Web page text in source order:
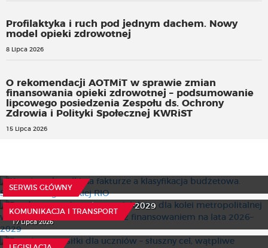
Profilaktyka i ruch pod jednym dachem. Nowy
model opieki zdrowotnej
8 Lipca 2026
O rekomendacji AOTMiT w sprawie zmian
finansowania opieki zdrowotnej – podsumowanie
lipcowego posiedzenia Zespołu ds. Ochrony
Zdrowia i Polityki Społecznej KWRiST
15 Lipca 2026
SERWIS GŁÓWNY
15 Lipca 2026
KOMUNIKACJA I TRANSPORT
Rząd ustanowi program wieloletni dla kolei
metropolitalnej w Trójmieście. PKM Południe z
finansowaniem na lata 2026–2029
17 Lipca 2026
Bezpłatne posiłki dla uczniów – słuszny cel, wątpliwe
finansowanie. Relacja z posiedzenia sejmowych komisji
31 Lipca 2026
W numerze 15/2026 WSPÓLNOTY
Sztuczna inteligencja decyduje o zatrudnieniu